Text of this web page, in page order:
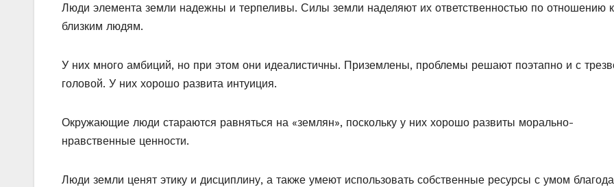
Люди элемента земли надежны и терпеливы. Силы земли наделяют их ответственностью по отношению к
близким людям.
У них много амбиций, но при этом они идеалистичны. Приземлены, проблемы решают поэтапно и с
головой. У них хорошо развита интуиция.
Окружающие люди стараются равняться на «землян», поскольку у них хорошо развиты морально-
нравственные ценности.
Люди земли ценят этику и дисциплину, а также умеют использовать собственные ресурсы с умом